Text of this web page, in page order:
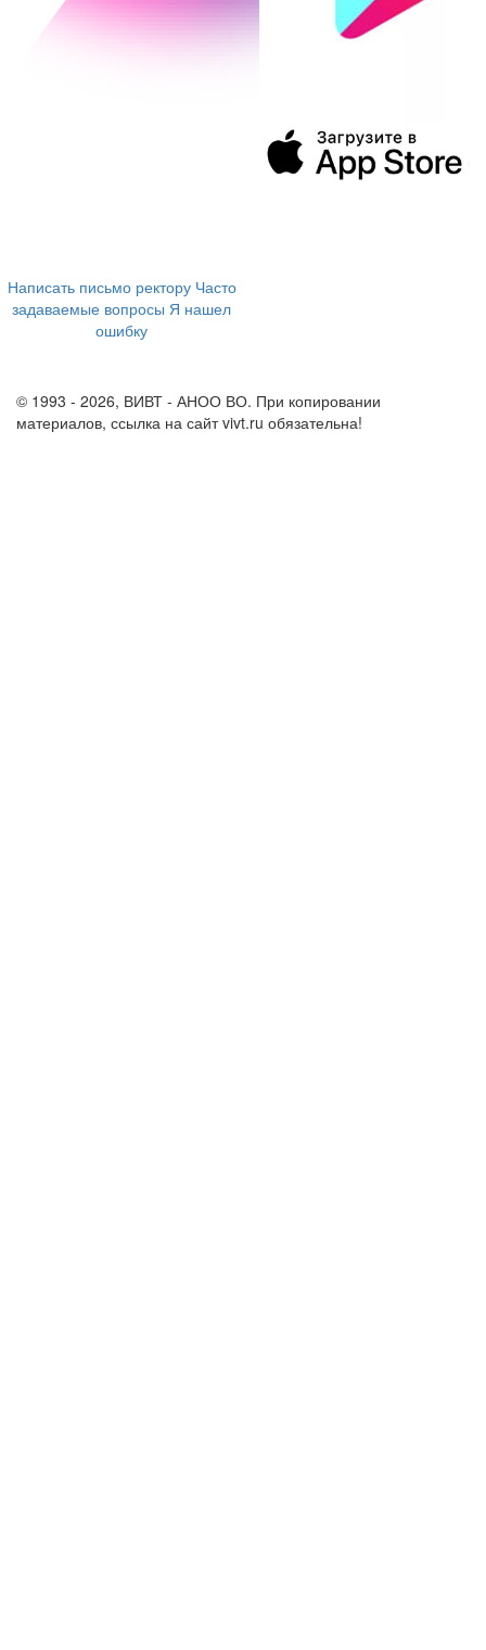
Написать письмо ректору Часто
задаваемые вопросы Я нашел
ошибку
© 1993 - 2026, ВИВТ - АНОО ВО. При копировании
материалов, ссылка на сайт vivt.ru обязательна!